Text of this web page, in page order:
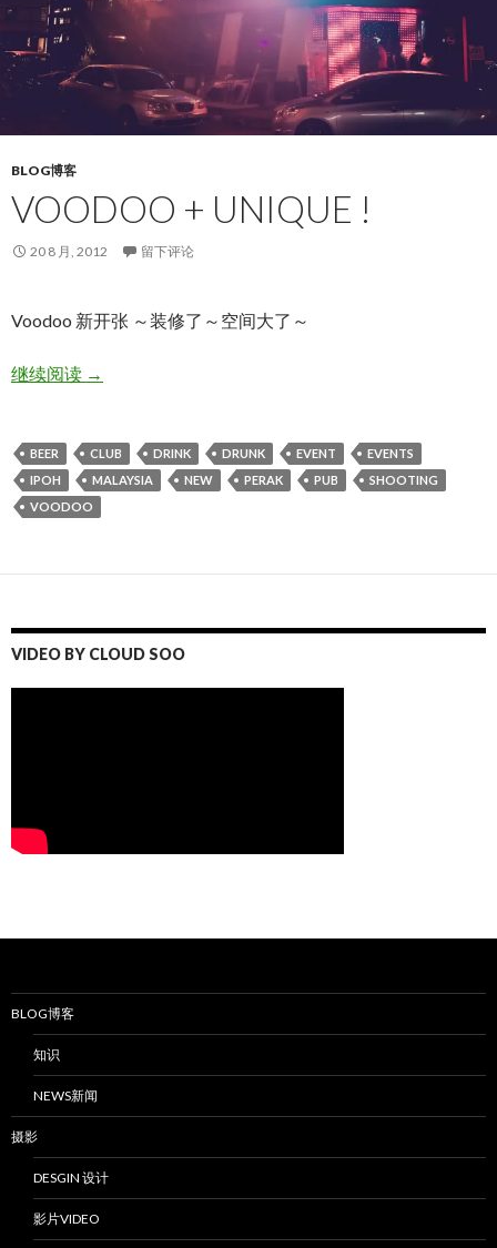
BLOG博客
VOODOO + UNIQUE !
20 8 月, 2012 留下评论
Voodoo 新开张 ～装修了～空间大了～
继续阅读Voodoo + UNIQUE !
→
BEER CLUB DRINK DRUNK EVENT
EVENTS
IPOH
MALAYSIA NEW PERAK PUB
SHOOTING
VOODOO
VIDEO BY CLOUD SOO
BLOG博客
知识
NEWS新闻
摄影
DESGIN 设计
影片VIDEO